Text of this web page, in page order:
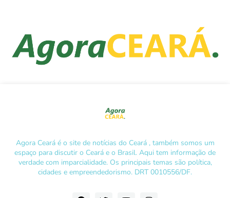
Agora Ceará é o site de notícias do Ceará , também somos um
espaço para discutir o Ceará e o Brasil. Aqui tem informação de
verdade com imparcialidade. Os principais temas são política,
cidades e empreendedorismo. DRT 0010556/DF.